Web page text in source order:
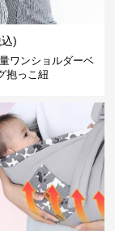
)
ワンショルダーベ
抱っこ紐